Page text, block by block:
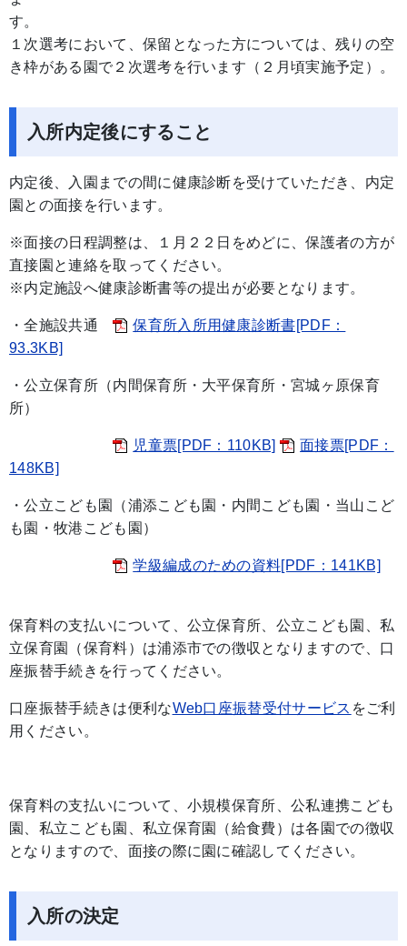
す
１次選考において、保留となった方については、残りの空
き枠がある園で２次選考を行います（２月頃実施予定）。
入所内定後にすること
内定後、入園までの間に健康診断を受けていただき、内定
園との面接を行います。
※面接の日程調整は、１月２２日をめどに、保護者の方が
直接園と連絡を取ってください。
※内定施設へ健康診断書等の提出が必要となります。
・全施設共通
保育所入所用健康診断書[PDF：
93.3KB]
・公立保育所（内間保育所・大平保育所・宮城ヶ原保育
所）
児童票[PDF：110KB]
面接票[PDF：
148KB]
・公立こども園（浦添こども園・内間こども園・当山こど
も園・牧港こども園）
学級編成のための資料[PDF：141KB]
保育料の支払いについて、公立保育所、公立こども園、私
立保育園（保育料）は浦添市での徴収となりますので、口
座振替手続きを行ってください。
口座振替手続きは便利なWeb口座振替受付サービス をご利
用ください。
保育料の支払いについて、小規模保育所、公私連携こども
園、私立こども園、私立保育園（給食費）は各園での徴収
となりますので、面接の際に園に確認してください。
入所の決定